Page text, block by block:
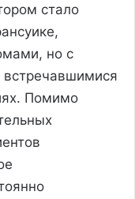
стало
но с
встречавшимися
Помимо